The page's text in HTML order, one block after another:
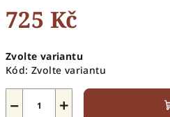
725 Kč
cena:
Zvolte variantu
Kód: Zvolte variantu
+
−